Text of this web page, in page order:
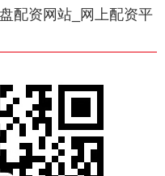
配资网站_网上配资平